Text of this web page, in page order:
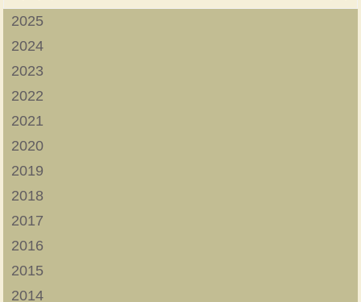
2025
2024
2023
2022
2021
2020
2019
2018
2017
2016
2015
2014